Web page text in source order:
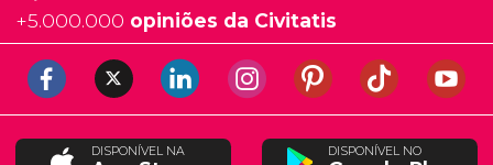
+5.000.000 opiniões da Civitatis
DISPONÍVEL NA DISPONÍVEL NO